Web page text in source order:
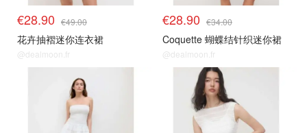
€28.90 €49.00
花卉抽褶迷你连衣裙
@dealmoon.fr
€28.90 €34.00
Coquette 蝴蝶结针织迷你裙
@dealmoon.fr